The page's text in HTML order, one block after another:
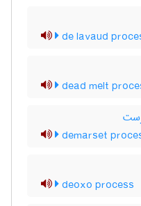
de lavaud
dead melt
demarset
deoxo process